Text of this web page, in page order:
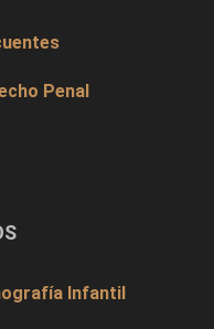
Penal
Infantil